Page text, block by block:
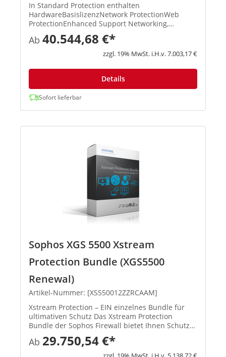
In Standard Protection enthalten
HardwareBasislizenzNetwork ProtectionWeb
ProtectionEnhanced Support Networking,
Wireless, Xstream-Architektur, unbegrenztes
Remote Access VPN, Site-to-Site VPN, Reporting
XStream TLS und DPI Engine, IPS, ATP, S...
Ab 40.544,68 €*
zzgl. 19% MwSt. i.H.v. 7.003,17 €
Details
Sofort lieferbar
Sophos XGS 5500 Xstream
Protection Bundle (XGS5500
Renewal)
Artikel-Nummer: [XS550012ZZRCAAM]
Xstream Protection – EIN einzelnes Bundle für
ultimativen Schutz Das Xstream Protection
Bundle der Sophos Firewall bietet Ihnen Schutz
und Performance der nächsten Generation.
Außerdem erhalten Sie eine kosteneffiziente
Lösung, mit der Sie die Herau...
Ab 29.750,54 €*